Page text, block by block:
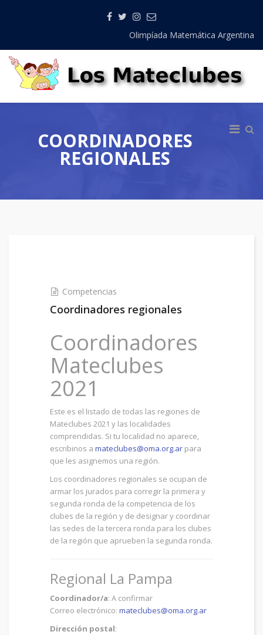
Olimpíada Matemática Argentina
COORDINADORES
REGIONALES
Competencias
Coordinadores regionales
Coordinadores
Mateclubes
2021
Este es el listado de todas las regiones de
Mateclubes 2021 y las localidades
comprendidas. Si tu localidad no aparece,
escribinos a mateclubes@oma.org.ar para
que les asignemos una región.
Los coordinadores regionales se ocupan de
armar los jurados para corregir la primera y
segunda ronda de la competencia de los
clubes de la región y de designar y coordinar
las sedes de la tercera ronda para los clubes
de la región que aprueben la segunda ronda.
Regional La Pampa
Coordinador/a: A confirmar
Correo electrónico: mateclubes@oma.org.ar
Dirección postal: